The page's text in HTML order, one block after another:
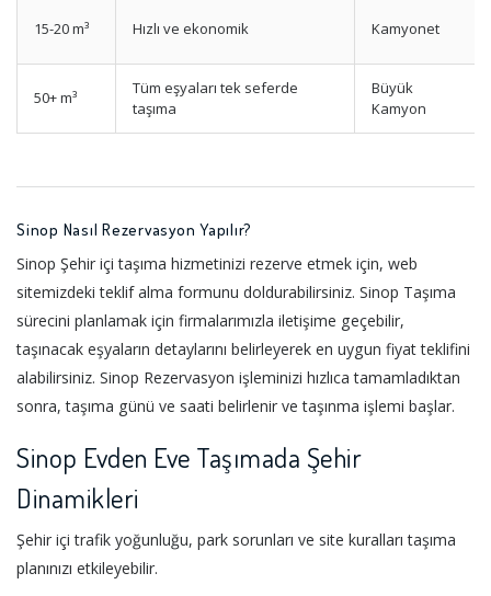
15-20 m³ Hızlı ve ekonomik Kamyonet
50+ m³
Tüm eşyaları tek seferde
taşıma
Büyük
Kamyon
Sinop Nasıl Rezervasyon Yapılır?
Sinop Şehir içi taşıma hizmetinizi rezerve etmek için, web
sitemizdeki teklif alma formunu doldurabilirsiniz. Sinop Taşıma
sürecini planlamak için firmalarımızla iletişime geçebilir,
taşınacak eşyaların detaylarını belirleyerek en uygun fiyat teklifini
alabilirsiniz. Sinop Rezervasyon işleminizi hızlıca tamamladıktan
sonra, taşıma günü ve saati belirlenir ve taşınma işlemi başlar.
Sinop Evden Eve Taşımada Şehir
Dinamikleri
Şehir içi trafik yoğunluğu, park sorunları ve site kuralları taşıma
planınızı etkileyebilir.